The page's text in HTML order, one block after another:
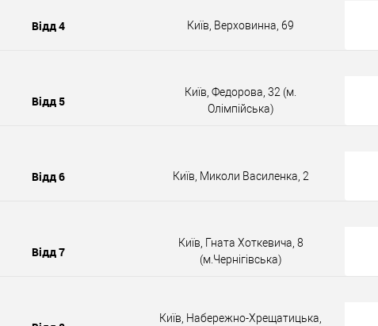
Відд 4 Київ, Верховинна, 69
Відд 5
Київ, Федорова, 32 (м.
Олімпійська)
Відд 6 Київ, Миколи Василенка, 2
Відд 7
Київ, Гната Хоткевича, 8
(м.Чернігівська)
Київ, Набережно-Хрещатицька,